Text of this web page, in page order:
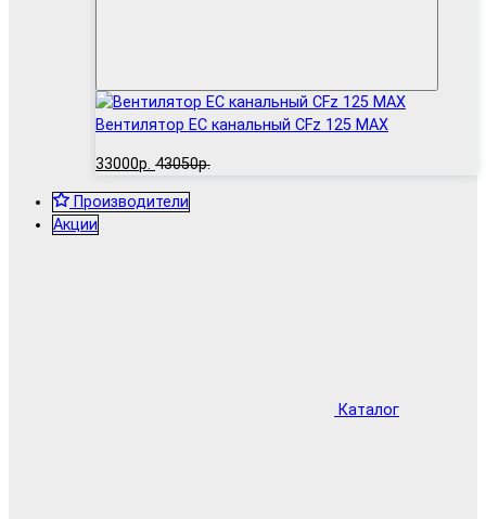
Вентилятор EC канальный CFz 125 MAX
33000р. 43050р.
Производители
Акции
Каталог